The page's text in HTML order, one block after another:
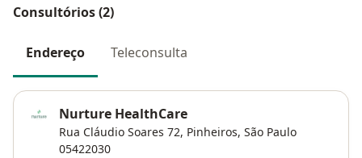
Consultórios (2)
Endereço Teleconsulta
Nurture HealthCare
Rua Cláudio Soares 72, Pinheiros, São Paulo
05422030